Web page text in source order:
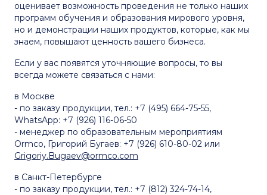
оценивает возможность проведения не только наших
программ обучения и образования мирового уровня,
но и демонстрации наших продуктов, которые, как мы
знаем, повышают ценность вашего бизнеса.
Если у вас появятся уточняющие вопросы, то вы
всегда можете связаться с нами:
в Москве
- по заказу продукции, тел.: +7 (495) 664-75-55,
WhatsApp: +7 (926) 116-06-50
- менеджер по образовательным мероприятиям
Ormco, Григорий Бугаев: +7 (926) 610-80-02 или
Grigoriy.Bugaev@ormco.com
в Санкт-Петербурге
- по заказу продукции, тел.: +7 (812) 324-74-14,